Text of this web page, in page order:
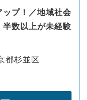
ップ！／地域社会
数以上が未経験
都杉並区